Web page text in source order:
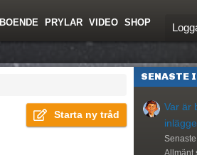
BOENDE PRYLAR VIDEO SHOP
Starta ny tråd
SENASTE
Var är
Allmänt